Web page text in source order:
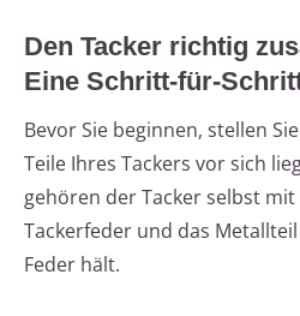
Den Tacker richtig
Eine Schritt-für-
Bevor Sie beginnen, stellen
Teile Ihres Tackers vor sich
gehören der Tacker selbst
Tackerfeder und das
Feder hält.